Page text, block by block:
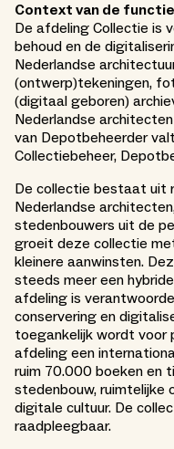
Context van de functie
De afdeling Collectie is
behoud en de
Nederlandse
(ontwerp)tekeningen,
(digitaal geboren)
Nederlandse
van Depotbeheerder
Collectiebeheer,
De collectie bestaat uit
Nederlandse
stedenbouwers uit de
groeit deze collectie
kleinere aanwinsten.
steeds meer een
afdeling is
conservering en
toegankelijk wordt voor
afdeling een
ruim 70.000 boeken en
stedenbouw, ruimtelijke
digitale cultuur. De
raadpleegbaar.